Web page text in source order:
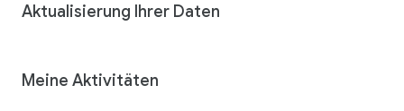
Aktualisierung Ihrer Daten
Meine Aktivitäten